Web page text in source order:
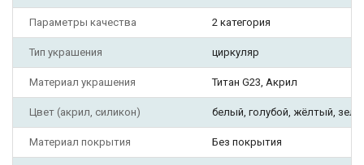
Параметры качества 2 категория
Тип украшения циркуляр
Материал украшения Титан G23, Акрил
Цвет (акрил, силикон) белый, голубой, жёлтый,
Материал покрытия Без покрытия